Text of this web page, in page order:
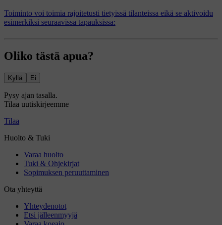
Toiminto voi toimia rajoitetusti tietyissä tilanteissa eikä se aktivoidu
esimerkiksi seuraavissa tapauksissa:
Oliko tästä apua?
Kyllä Ei